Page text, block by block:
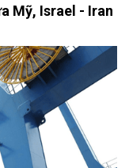
Mỹ, Israel - Iran